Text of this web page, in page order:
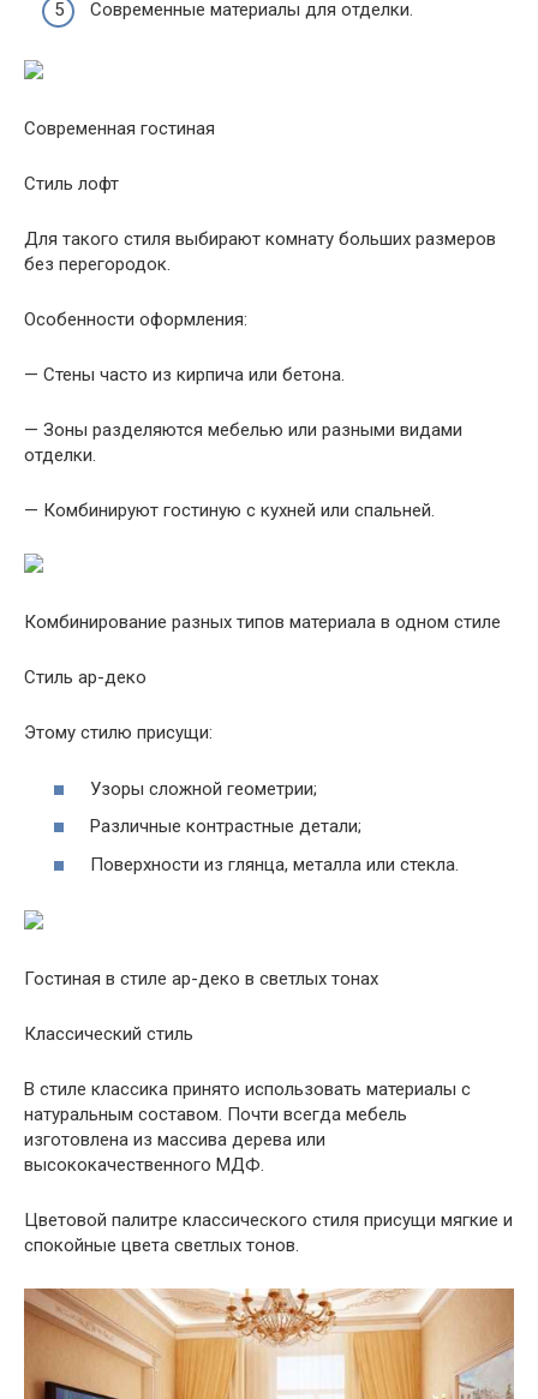
Современные материалы для отделки.
Современная гостиная
Стиль лофт
Для такого стиля выбирают комнату больших размеров
без перегородок.
Особенности оформления:
— Стены часто из кирпича или бетона.
— Зоны разделяются мебелью или разными видами
отделки.
— Комбинируют гостиную с кухней или спальней.
Комбинирование разных типов материала в одном стиле
Стиль ар-деко
Этому стилю присущи:
Узоры сложной геометрии;
Различные контрастные детали;
Поверхности из глянца, металла или стекла.
Гостиная в стиле ар-деко в светлых тонах
Классический стиль
В стиле классика принято использовать материалы с
натуральным составом. Почти всегда мебель
изготовлена из массива дерева или
высококачественного МДФ.
Цветовой палитре классического стиля присущи мягкие и
спокойные цвета светлых тонов.